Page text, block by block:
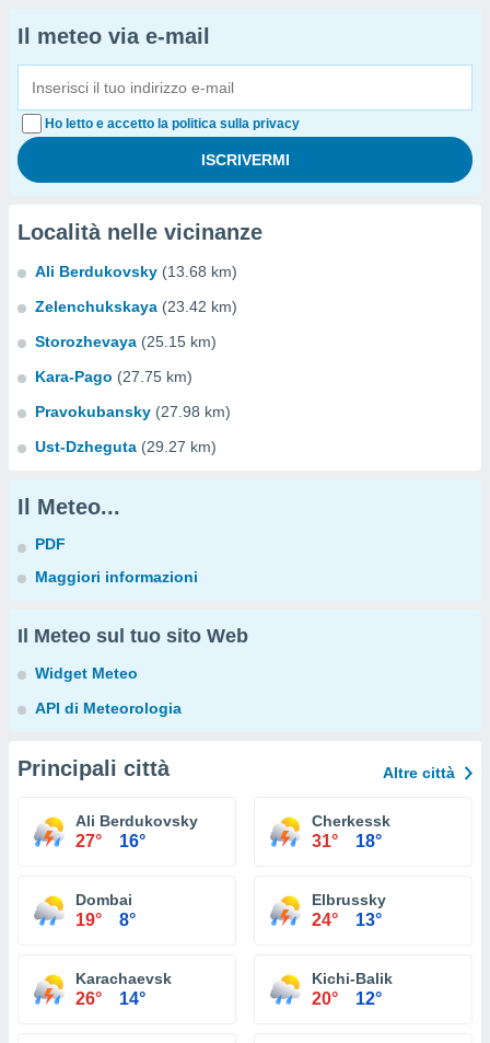
Il meteo via e-mail
Ho letto e accetto la politica sulla privacy
Località nelle vicinanze
Ali Berdukovsky (13.68 km)
Zelenchukskaya (23.42 km)
Storozhevaya (25.15 km)
Kara-Pago (27.75 km)
Pravokubansky (27.98 km)
Ust-Dzheguta (29.27 km)
Il Meteo...
PDF
Maggiori informazioni
Il Meteo sul tuo sito Web
Widget Meteo
API di Meteorologia
Principali città Altre città
Ali Berdukovsky
27° 16°
Cherkessk
31° 18°
Dombai
19° 8°
Elbrussky
24° 13°
Karachaevsk
26° 14°
Kichi-Balik
20° 12°